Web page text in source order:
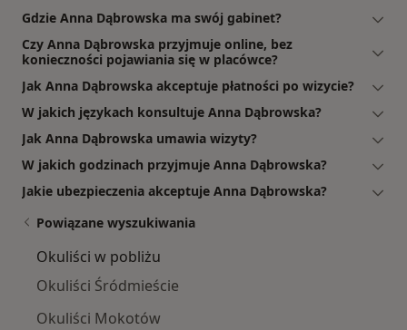
Gdzie Anna Dąbrowska ma swój gabinet?
Czy Anna Dąbrowska przyjmuje online, bez
konieczności pojawiania się w placówce?
Jak Anna Dąbrowska akceptuje płatności po wizycie?
W jakich językach konsultuje Anna Dąbrowska?
Jak Anna Dąbrowska umawia wizyty?
W jakich godzinach przyjmuje Anna Dąbrowska?
Jakie ubezpieczenia akceptuje Anna Dąbrowska?
Powiązane wyszukiwania
Okuliści w pobliżu
Okuliści Śródmieście
Okuliści Mokotów